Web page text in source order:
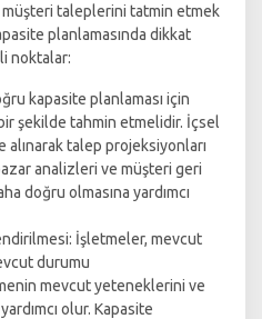
taleplerini tatmin etmek
planlamasında dikkat
noktalar:
kapasite planlaması için
şekilde tahmin etmelidir. İçsel
talep projeksiyonları
analizleri ve müşteri geri
doğru olmasına yardımcı
İşletmeler, mevcut
durumu
mevcut yeteneklerini ve
olur. Kapasite